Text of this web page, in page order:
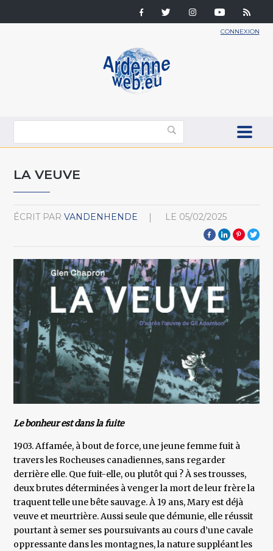
CONNEXION
LA VEUVE
ÉCRIT PAR VANDENHENDE LE 05/02/2025
Le bonheur est dans la fuite
1903. Affamée, à bout de force, une jeune femme fuit à
travers les Rocheuses canadiennes, sans regarder
derrière elle. Que fuit-elle, ou plutôt qui ? À ses trousses,
deux brutes déterminées à venger la mort de leur frère la
traquent telle une bête sauvage. À 19 ans, Mary est déjà
veuve et meurtrière. Aussi seule que démunie, elle réussit
pourtant à semer ses poursuivants au cours d’une cavale
oppressante dans les montagnes, la nature suppléant les